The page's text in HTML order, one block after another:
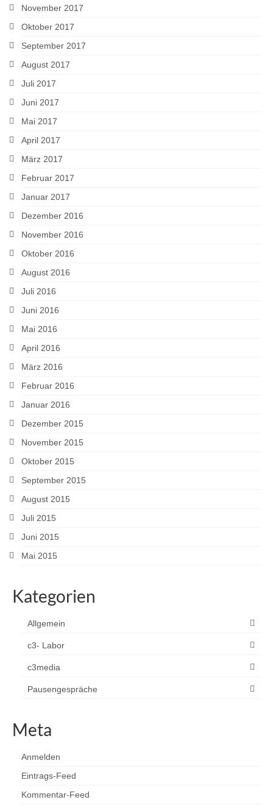
November 2017
Oktober 2017
September 2017
August 2017
Juli 2017
Juni 2017
Mai 2017
April 2017
März 2017
Februar 2017
Januar 2017
Dezember 2016
November 2016
Oktober 2016
August 2016
Juli 2016
Juni 2016
Mai 2016
April 2016
März 2016
Februar 2016
Januar 2016
Dezember 2015
November 2015
Oktober 2015
September 2015
August 2015
Juli 2015
Juni 2015
Mai 2015
Kategorien
Allgemein
c3- Labor
c3media
Pausengespräche
Meta
Anmelden
Eintrags-Feed
Kommentar-Feed